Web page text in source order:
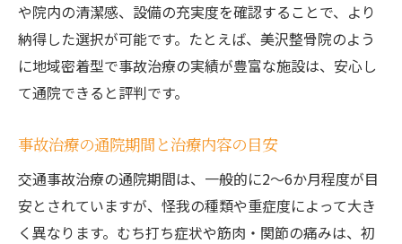
や院内の清潔感、設備の充実度を確認することで、より
納得した選択が可能です。たとえば、美沢整骨院のよう
に地域密着型で事故治療の実績が豊富な施設は、安心し
て通院できると評判です。
事故治療の通院期間と治療内容の目安
交通事故治療の通院期間は、一般的に2～6か月程度が目
安とされていますが、怪我の種類や重症度によって大き
く異なります。むち打ち症状や筋肉・関節の痛みは、初